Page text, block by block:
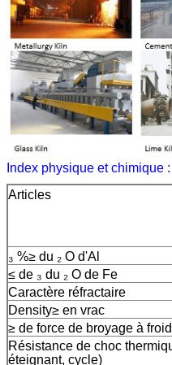
Index physique et chimique :
Articles
₃ %≥ du ₂ O d'Al
≤ de ₃ du ₂ O de Fe
Caractère réfractaire
Density≥ en vrac
≥ de force de broyage à froid
Résistance de choc
éteignant, cycle)